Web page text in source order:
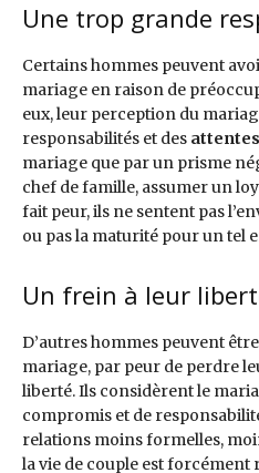
Une trop grande
Certains hommes peuvent
mariage en raison de
eux, leur perception du
responsabilités et des
mariage que par un prisme
chef de famille, assumer un
fait peur, ils ne sentent pas
ou pas la maturité pour un tel
Un frein à leur
D’autres hommes peuvent
mariage, par peur de perdre
liberté. Ils considèrent le
compromis et de
relations moins formelles,
la vie de couple est forcément